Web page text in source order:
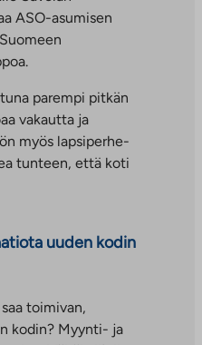
ASO-asumisen
parempi pitkän
vakautta ja
myös lapsiperhe-
tunteen, että koti
uuden kodin
toimivan,
kodin? Myynti- ja